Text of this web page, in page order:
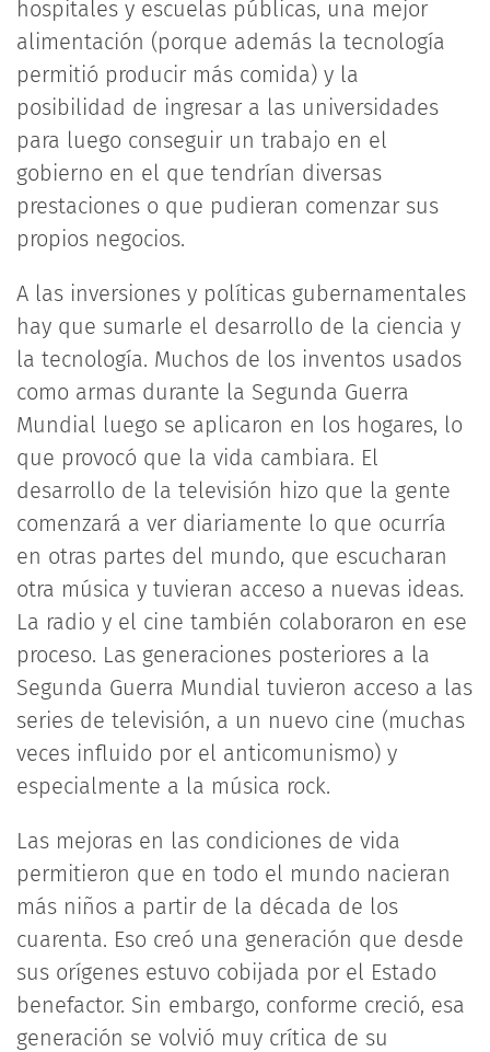
hospitales y escuelas públicas, una mejor
alimentación (porque además la tecnología
permitió producir más comida) y la
posibilidad de ingresar a las universidades
para luego conseguir un trabajo en el
gobierno en el que tendrían diversas
prestaciones o que pudieran comenzar sus
propios negocios.
A las inversiones y políticas gubernamentales
hay que sumarle el desarrollo de la ciencia y
la tecnología. Muchos de los inventos usados
como armas durante la Segunda Guerra
Mundial luego se aplicaron en los hogares, lo
que provocó que la vida cambiara. El
desarrollo de la televisión hizo que la gente
comenzará a ver diariamente lo que ocurría
en otras partes del mundo, que escucharan
otra música y tuvieran acceso a nuevas ideas.
La radio y el cine también colaboraron en ese
proceso. Las generaciones posteriores a la
Segunda Guerra Mundial tuvieron acceso a las
series de televisión, a un nuevo cine (muchas
veces influido por el anticomunismo) y
especialmente a la música rock.
Las mejoras en las condiciones de vida
permitieron que en todo el mundo nacieran
más niños a partir de la década de los
cuarenta. Eso creó una generación que desde
sus orígenes estuvo cobijada por el Estado
benefactor. Sin embargo, conforme creció, esa
generación se volvió muy crítica de su